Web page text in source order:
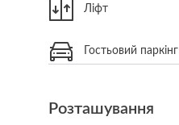
Ліфт
Гостьовий паркінг
Розташування